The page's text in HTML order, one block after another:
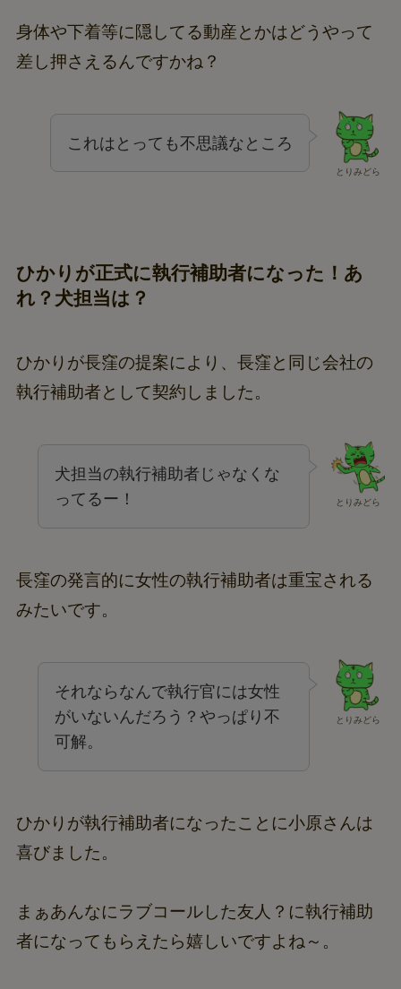
身体や下着等に隠してる動産とかはどうやって
差し押さえるんですかね？
とりみどら
これはとっても不思議なところ
ひかりが正式に執行補助者になった！あ
れ？犬担当は？
ひかりが長窪の提案により、長窪と同じ会社の
執行補助者として契約しました。
とりみどら
犬担当の執行補助者じゃなくな
ってるー！
長窪の発言的に女性の執行補助者は重宝される
みたいです。
とりみどら
それならなんで執行官には女性
がいないんだろう？やっぱり不
可解。
ひかりが執行補助者になったことに小原さんは
喜びました。
まぁあんなにラブコールした友人？に執行補助
者になってもらえたら嬉しいですよね～。